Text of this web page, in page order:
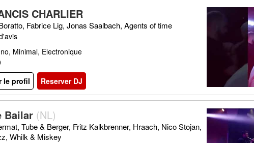
CHARLIER
Fabrice Lig, Jonas Saalbach, Agents of time
Minimal, Electronique
le profil
Reserver DJ
Bailar (NL)
Tube & Berger, Fritz Kalkbrenner, Hraach, Nico Stojan,
Whilk & Miskey